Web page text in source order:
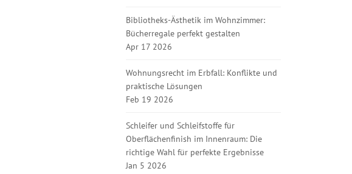
Bibliotheks-Ästhetik im Wohnzimmer:
Bücherregale perfekt gestalten
Apr 17 2026
Wohnungsrecht im Erbfall: Konflikte und
praktische Lösungen
Feb 19 2026
Schleifer und Schleifstoffe für
Oberflächenfinish im Innenraum: Die
richtige Wahl für perfekte Ergebnisse
Jan 5 2026